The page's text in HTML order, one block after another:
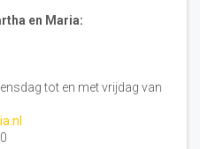
en Maria:
tot en met vrijdag van